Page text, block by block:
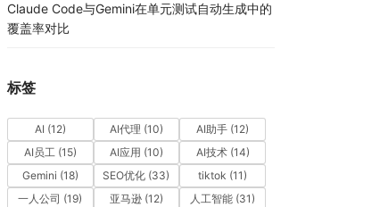
Claude Code与Gemini在单元测试自动生成中的
覆盖率对比
标签
AI (12) AI代理 (10) AI助手 (12)
AI员工(15) AI应用 (10) AI技术(14)
Gemini (18) SEO优化 (33) tiktok (11)
一人公司 (19) 亚马逊(12) 人工智能 (31)